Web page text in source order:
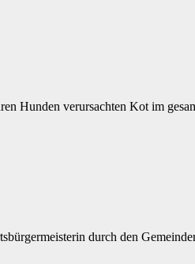
Hunden verursachten Kot im
durch den